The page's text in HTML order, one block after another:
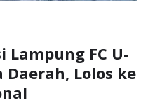
Lampung FC U-
Lolos ke